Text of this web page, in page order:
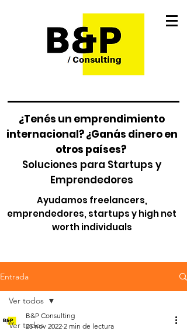
¿Tenés un emprendimiento
internacional? ¿Ganás dinero en
otros países?
Soluciones para Startups y
Emprendedores
Ayudamos freelancers,
emprendedores, startups y high net
worth individuals
Entrada
Ver todos
Ver todos
B&P Consulting
25 nov 2022 2 min de lectura